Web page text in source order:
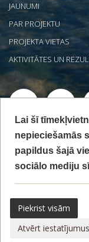
JAUNUMI
PAR PROJEKTU
PROJEKTA VIETAS
AKTIVITĀTES UN
Projekts "Jūras
aizsardzības stāvokļa
zonā" LIFE19 NAT/
Savienības LIFE
nav atbildīga par šeit
Lai šī
nepieciešamās
papildus šajā
sociālo mediju
Piekrist visām
Atvērt iestatījumus